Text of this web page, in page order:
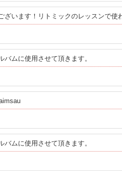
ざいます！リトミックのレッスンで使
バムに使用させて頂きます。
バムに使用させて頂きます。